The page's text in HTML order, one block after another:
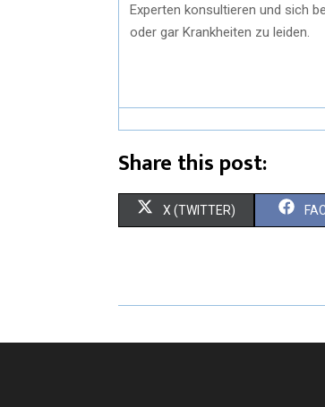
Experten konsultieren und sich
oder gar Krankheiten zu leiden.
Share this post:
X (TWITTER)